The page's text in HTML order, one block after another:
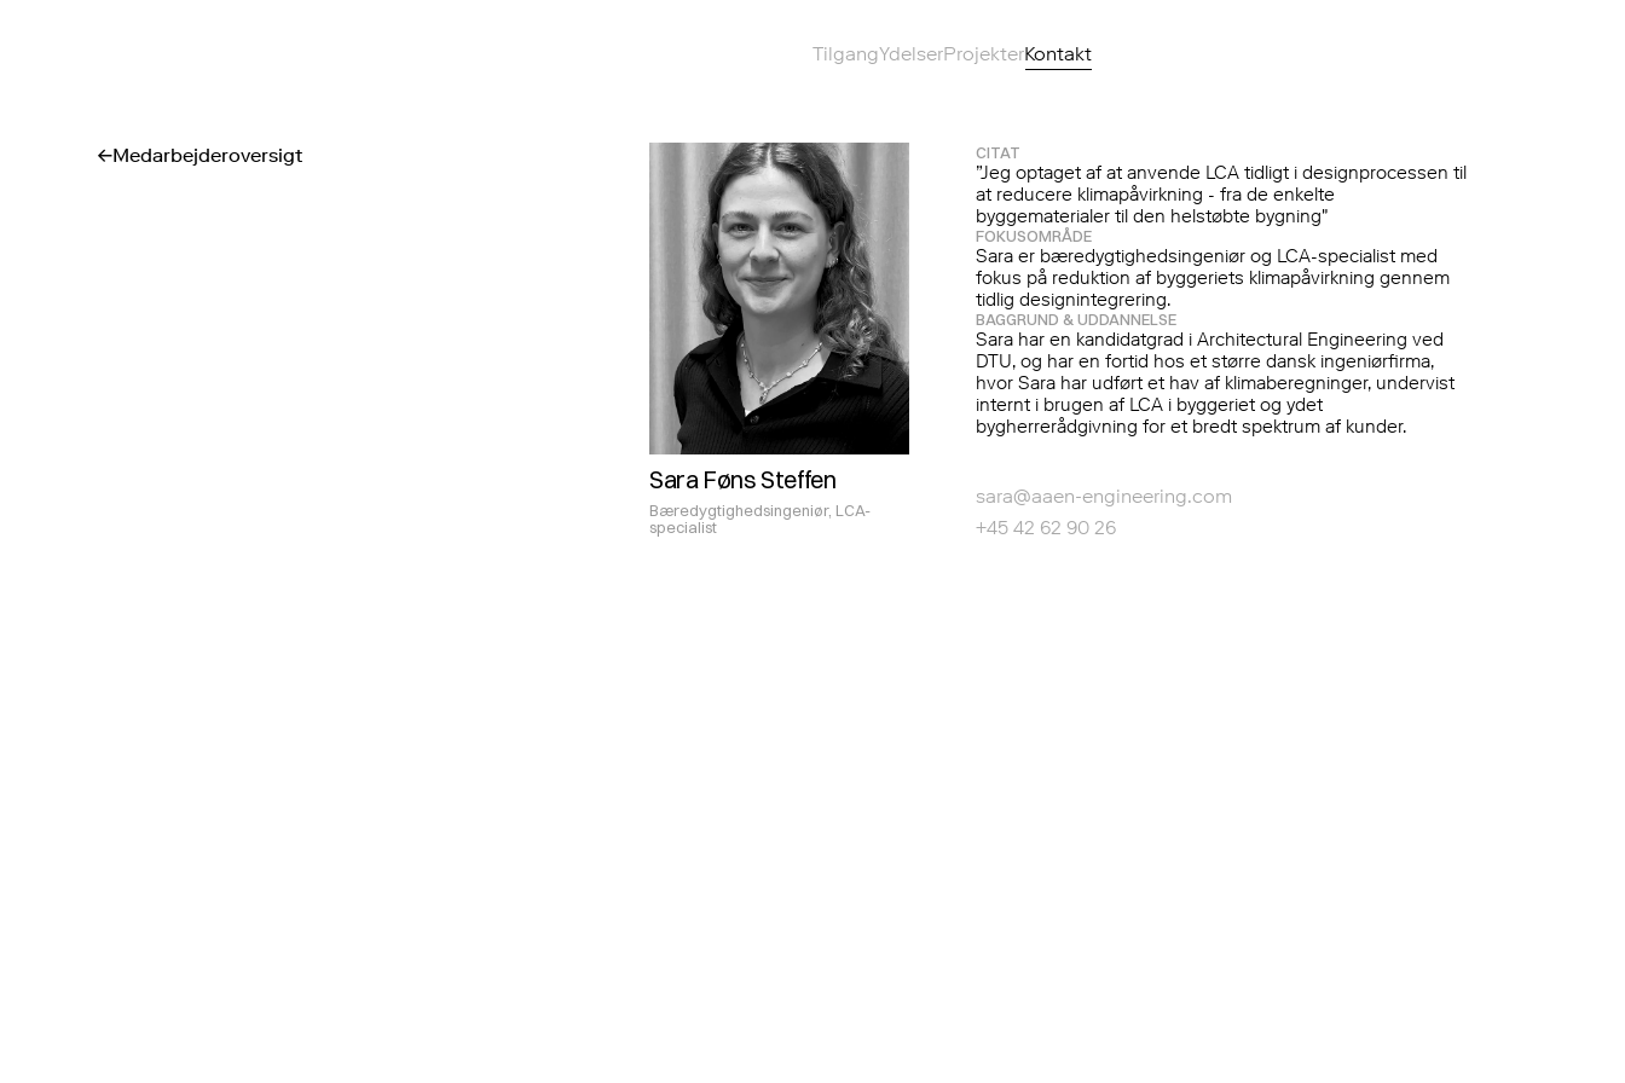
TilgangYdelserProjekterKontakt
↓
↓Medarbejderoversigt
Sara Føns Steffen
Bæredygtighedsingeniør, LCA-
specialist
CITAT
”Jeg optaget af at anvende LCA tidligt i designprocessen til
at reducere klimapåvirkning - fra de enkelte
byggematerialer til den helstøbte bygning"
FOKUSOMRÅDE
Sara er bæredygtighedsingeniør og LCA-specialist med
fokus på reduktion af byggeriets klimapåvirkning gennem
tidlig designintegrering.
BAGGRUND & UDDANNELSE
Sara har en kandidatgrad i Architectural Engineering ved
DTU, og har en fortid hos et større dansk ingeniørfirma,
hvor Sara har udført et hav af klimaberegninger, undervist
internt i brugen af LCA i byggeriet og ydet
bygherrerådgivning for et bredt spektrum af kunder.
KONTAKT
sara@aaen-engineering.com
+45 42 62 90 26